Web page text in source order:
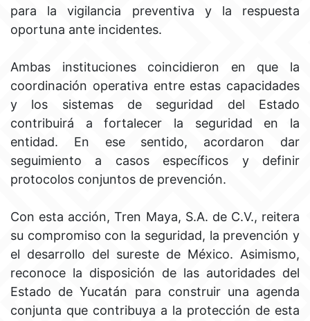
para la vigilancia preventiva y la respuesta
oportuna ante incidentes.
Ambas instituciones coincidieron en que la
coordinación operativa entre estas capacidades
y los sistemas de seguridad del Estado
contribuirá a fortalecer la seguridad en la
entidad. En ese sentido, acordaron dar
seguimiento a casos específicos y definir
protocolos conjuntos de prevención.
Con esta acción, Tren Maya, S.A. de C.V., reitera
su compromiso con la seguridad, la prevención y
el desarrollo del sureste de México. Asimismo,
reconoce la disposición de las autoridades del
Estado de Yucatán para construir una agenda
conjunta que contribuya a la protección de esta